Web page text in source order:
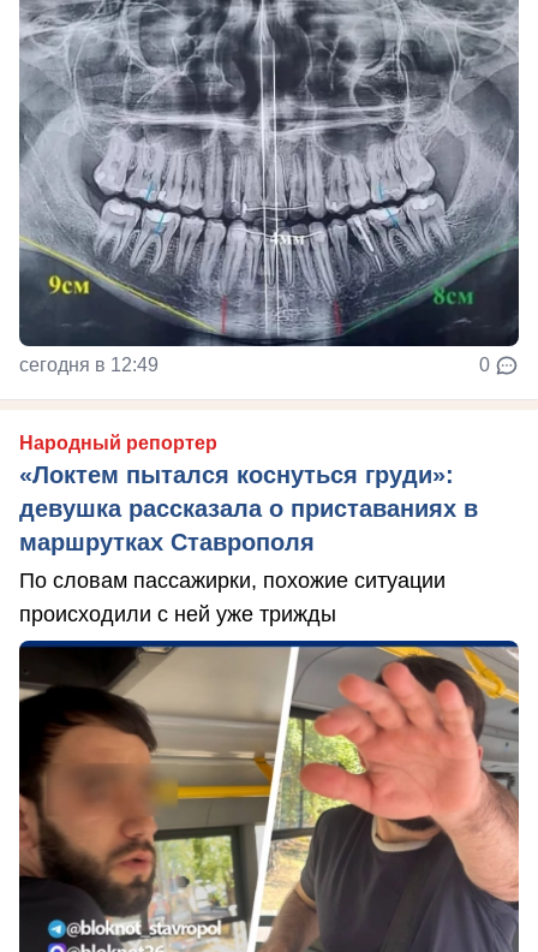
сегодня в 12:49 0
Народный репортер
«Локтем пытался коснуться груди»:
девушка рассказала о приставаниях в
маршрутках Ставрополя
По словам пассажирки, похожие ситуации
происходили с ней уже трижды